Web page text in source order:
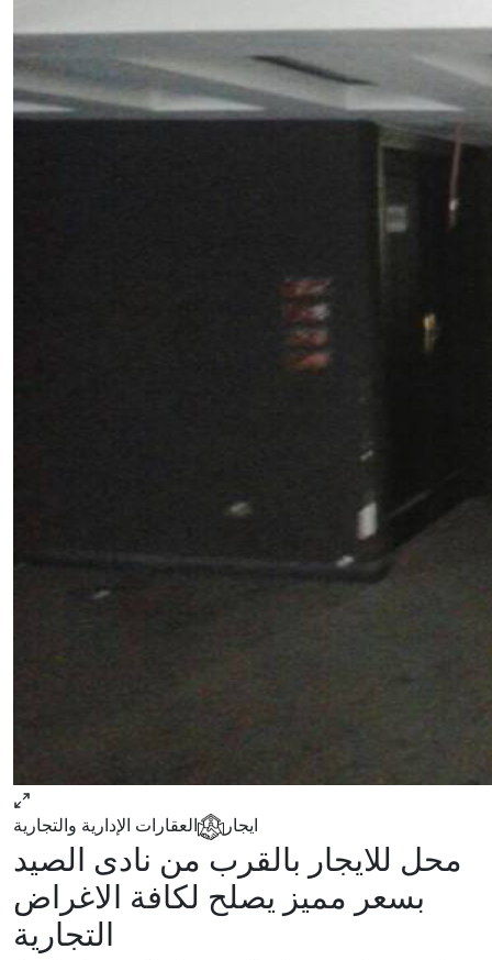
ايجار العقارات الإدارية والتجارية
محل للايجار بالقرب من نادى الصيد
بسعر مميز يصلح لكافة الاغراض
التجارية